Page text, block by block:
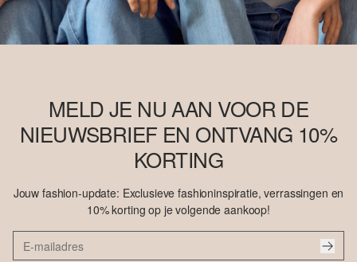
MELD JE NU AAN VOOR DE
NIEUWSBRIEF EN ONTVANG 10%
KORTING
Jouw fashion-update: Exclusieve fashioninspiratie, verrassingen en
10% korting op je volgende aankoop!